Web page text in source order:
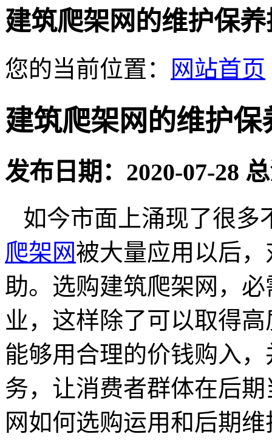
建筑爬架网的维护保
您的当前位置： 网站首页
建筑爬架网的维护保
发布日期：2020-07-28
如今市面上涌现了很多
爬架网被大量应用以后
助。选购建筑爬架网，
业，这样除了可以取得
能够用合理的价钱购入
务，让消费者群体在后
网如何选购运用和后期